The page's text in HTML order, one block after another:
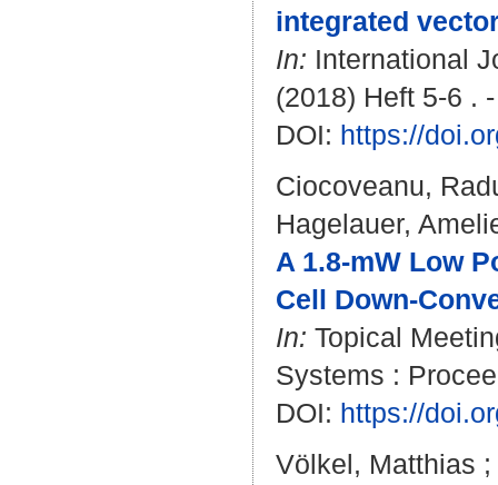
integrated
In: International
(2018) Heft 5-6 .
DOI: https://
Ciocoveanu,
Hagelauer,
A 1.8-mW Low
Cell Down-
In: Topical
Systems :
DOI: https://
Völkel, Matthias ;